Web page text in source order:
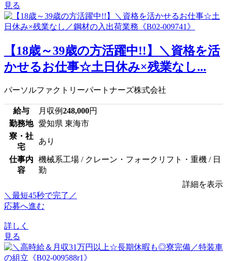
見る
【18歳～39歳の方活躍中!!】＼資格を活
かせるお仕事☆土日休み×残業なし...
パーソルファクトリーパートナーズ株式会社
給与 月収例248,000円
勤務地
愛知県 東海市
寮・社
宅
あり
仕事内
容
機械系工場 / クレーン・フォークリフト・重機 / 日
勤
詳細を表示
＼最短45秒で完了／
応募へ進む
詳しく
見る